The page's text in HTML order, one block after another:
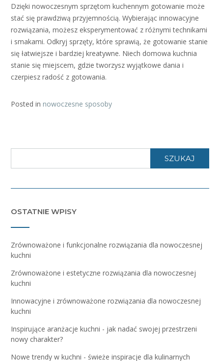
Dzięki nowoczesnym sprzętom kuchennym gotowanie może
stać się prawdziwą przyjemnością. Wybierając innowacyjne
rozwiązania, możesz eksperymentować z różnymi technikami
i smakami. Odkryj sprzęty, które sprawią, że gotowanie stanie
się łatwiejsze i bardziej kreatywne. Niech domowa kuchnia
stanie się miejscem, gdzie tworzysz wyjątkowe dania i
czerpiesz radość z gotowania.
Posted in nowoczesne sposoby
SZUKAJ
OSTATNIE WPISY
Zrównoważone i funkcjonalne rozwiązania dla nowoczesnej
kuchni
Zrównoważone i estetyczne rozwiązania dla nowoczesnej
kuchni
Innowacyjne i zrównoważone rozwiązania dla nowoczesnej
kuchni
Inspirujące aranżacje kuchni - jak nadać swojej przestrzeni
nowy charakter?
Nowe trendy w kuchni - świeże inspiracje dla kulinarnych